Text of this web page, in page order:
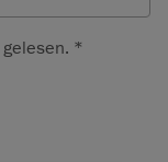
gelesen. *